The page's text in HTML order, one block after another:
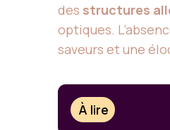
des structures
optiques.
saveurs et une
À lire